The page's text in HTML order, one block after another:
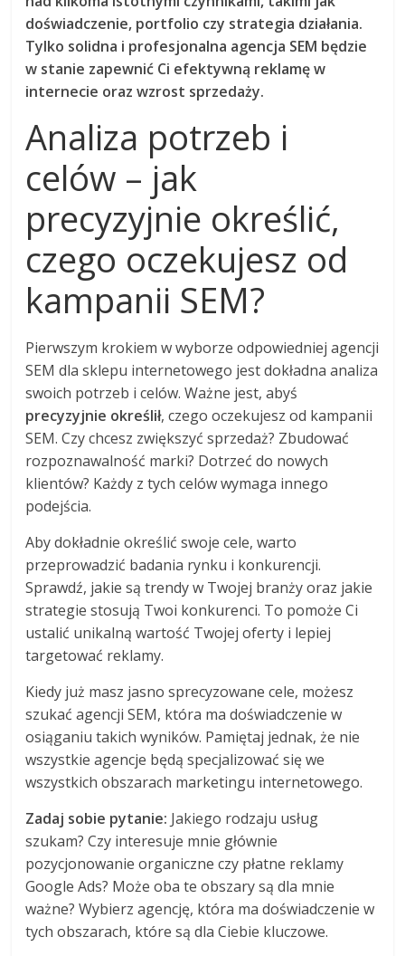
doświadczenie, portfolio czy strategia działania.
Tylko solidna i profesjonalna agencja SEM będzie
w stanie zapewnić Ci efektywną reklamę w
internecie oraz wzrost sprzedaży.
Analiza potrzeb i
celów – jak
precyzyjnie określić,
czego oczekujesz od
kampanii SEM?
Pierwszym krokiem w wyborze odpowiedniej agencji
SEM dla sklepu internetowego jest dokładna analiza
swoich potrzeb i celów. Ważne jest, abyś
precyzyjnie określił, czego oczekujesz od kampanii
SEM. Czy chcesz zwiększyć sprzedaż? Zbudować
rozpoznawalność marki? Dotrzeć do nowych
klientów? Każdy z tych celów wymaga innego
podejścia.
Aby dokładnie określić swoje cele, warto
przeprowadzić badania rynku i konkurencji.
Sprawdź, jakie są trendy w Twojej branży oraz jakie
strategie stosują Twoi konkurenci. To pomoże Ci
ustalić unikalną wartość Twojej oferty i lepiej
targetować reklamy.
Kiedy już masz jasno sprecyzowane cele, możesz
szukać agencji SEM, która ma doświadczenie w
osiąganiu takich wyników. Pamiętaj jednak, że nie
wszystkie agencje będą specjalizować się we
wszystkich obszarach marketingu internetowego.
Zadaj sobie pytanie: Jakiego rodzaju usług
szukam? Czy interesuje mnie głównie
pozycjonowanie organiczne czy płatne reklamy
Google Ads? Może oba te obszary są dla mnie
ważne? Wybierz agencję, która ma doświadczenie w
tych obszarach, które są dla Ciebie kluczowe.